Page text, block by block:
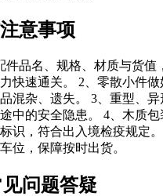
意事项
件品名、规格、材质与货值
快速通关。 2、零散小件
混杂、遗失。 3、重型、
中的安全隐患。 4、木质
识，符合出入境检疫规定
位，保障按时出货。
问题答疑